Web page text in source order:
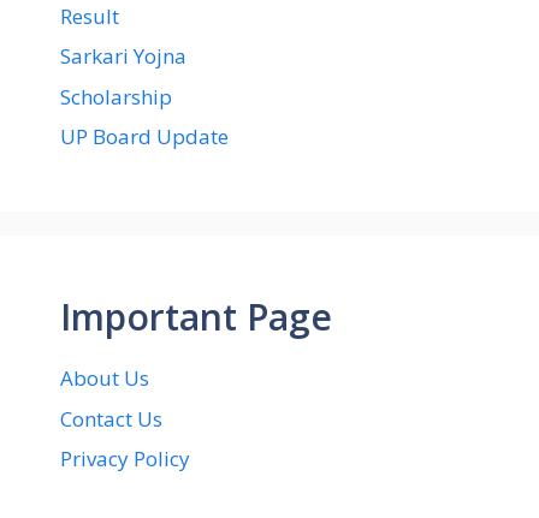
Result
Sarkari Yojna
Scholarship
UP Board Update
Important Page
About Us
Contact Us
Privacy Policy